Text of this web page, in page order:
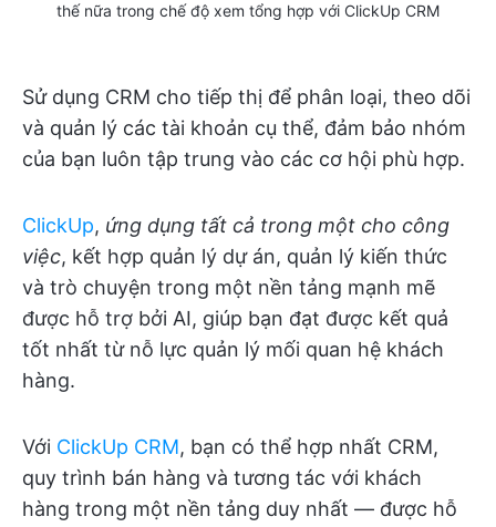
thế nữa trong chế độ xem tổng hợp với ClickUp CRM
Sử dụng CRM cho tiếp thị để phân loại, theo dõi
và quản lý các tài khoản cụ thể, đảm bảo nhóm
của bạn luôn tập trung vào các cơ hội phù hợp.
ClickUp, ứng dụng tất cả trong một cho công
việc, kết hợp quản lý dự án, quản lý kiến thức
và trò chuyện trong một nền tảng mạnh mẽ
được hỗ trợ bởi AI, giúp bạn đạt được kết quả
tốt nhất từ nỗ lực quản lý mối quan hệ khách
hàng.
Với ClickUp CRM, bạn có thể hợp nhất CRM,
quy trình bán hàng và tương tác với khách
hàng trong một nền tảng duy nhất — được hỗ